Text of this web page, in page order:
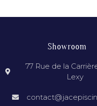
Showroom
77 Rue de la
Lexy